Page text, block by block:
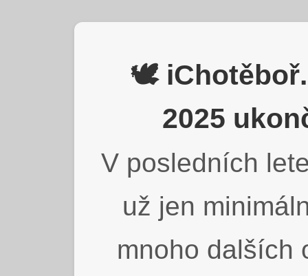
🕊️
2025
V posledních
už jen
mnoho dalších